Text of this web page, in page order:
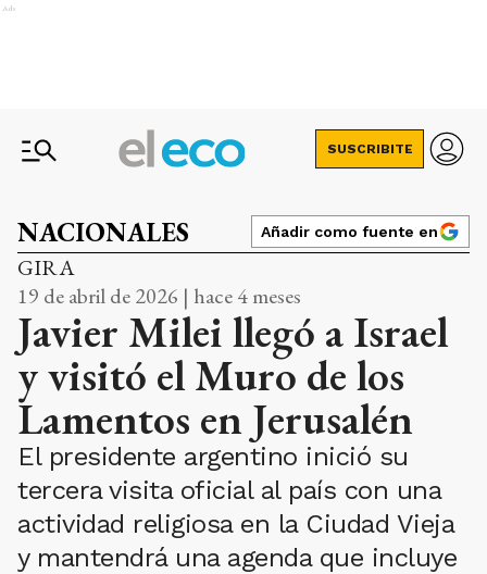
Ads
SUSCRIBITE
NACIONALES Añadir como fuente en
GIRA
19 de abril de 2026 | hace 4 meses
Javier Milei llegó a Israel
y visitó el Muro de los
Lamentos en Jerusalén
El presidente argentino inició su
tercera visita oficial al país con una
actividad religiosa en la Ciudad Vieja
y mantendrá una agenda que incluye